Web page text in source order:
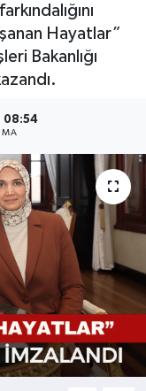
Hayatlar”
Bakanlığı
08:54